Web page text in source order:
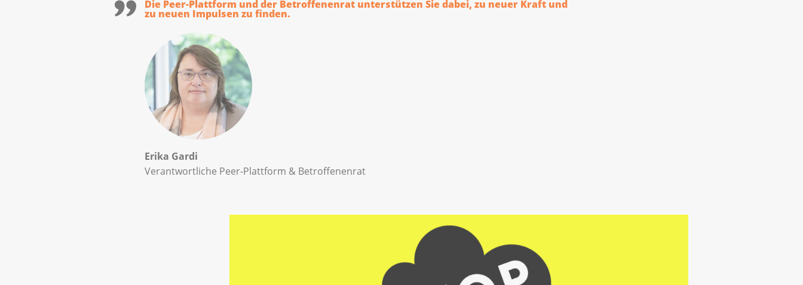
Die Peer-Plattform und der Betroffenenrat unterstützen Sie dabei, zu neuer Kraft und
zu neuen Impulsen zu finden.
Erika Gardi
Verantwortliche Peer-Plattform & Betroffenenrat